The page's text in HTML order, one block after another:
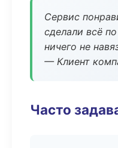
Сервис
сделали всё
ничего не
— Клиент
Часто